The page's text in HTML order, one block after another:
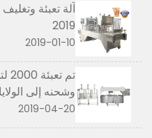
آلة تعبئة
2019
2019-01-10
وشحنه إلى
2019
2019-04-20